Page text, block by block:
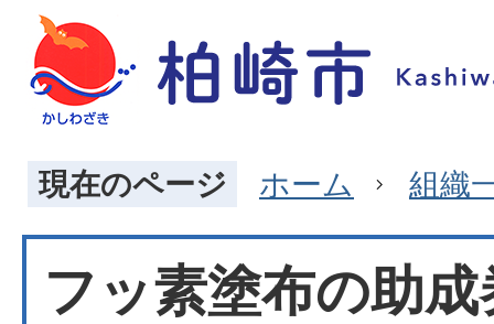
現在のページ ホーム 組織
フッ素塗布の助